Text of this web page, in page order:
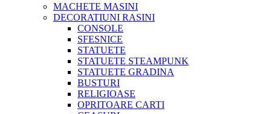
MACHETE MASINI
DECORATIUNI RASINI
CONSOLE
SFESNICE
STATUETE
STATUETE STEAMPUNK
STATUETE GRADINA
BUSTURI
RELIGIOASE
OPRITOARE CARTI